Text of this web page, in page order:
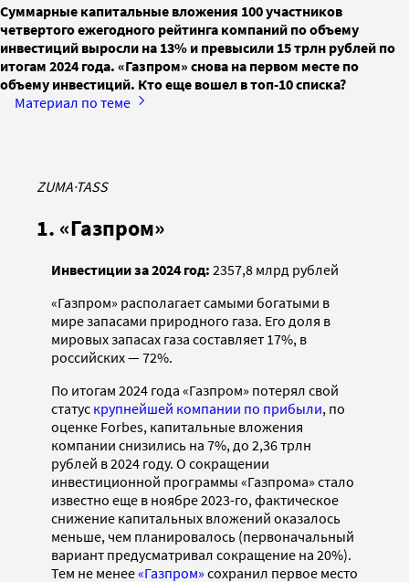
Суммарные капитальные вложения 100 участников
четвертого ежегодного рейтинга компаний по объему
инвестиций выросли на 13% и превысили 15 трлн рублей по
итогам 2024 года. «Газпром» снова на первом месте по
объему инвестиций. Кто еще вошел в топ-10 списка?
Материал по теме
ZUMA·TASS
1. «Газпром»
Инвестиции за 2024 год: 2357,8 млрд рублей
«Газпром» располагает самыми богатыми в
мире запасами природного газа. Его доля в
мировых запасах газа составляет 17%, в
российских — 72%.
По итогам 2024 года «Газпром» потерял свой
статус крупнейшей компании по прибыли, по
оценке Forbes, капитальные вложения
компании снизились на 7%, до 2,36 трлн
рублей в 2024 году. О сокращении
инвестиционной программы «Газпрома» стало
известно еще в ноябре 2023-го, фактическое
снижение капитальных вложений оказалось
меньше, чем планировалось (первоначальный
вариант предусматривал сокращение на 20%).
Тем не менее«Газпром» сохранил первое место